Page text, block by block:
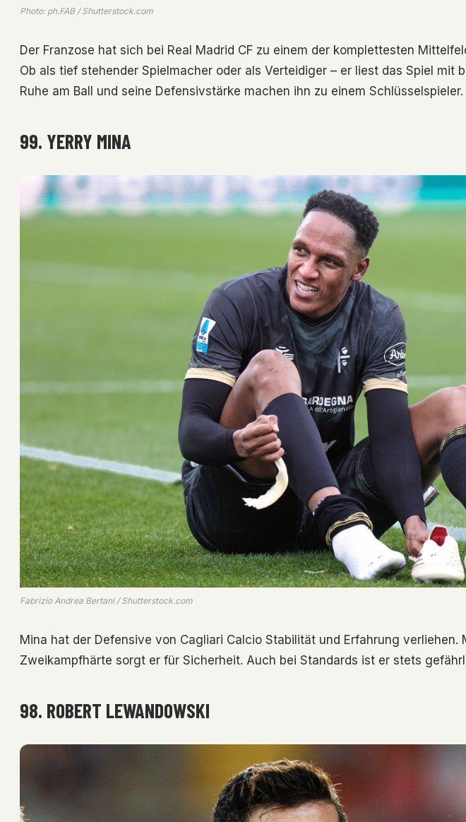
Photo: ph.FAB / Shutterstock.com
Der Franzose hat sich bei Real Madrid CF zu einem der komplettesten
Ob als tief stehender Spielmacher oder als Verteidiger – er liest das Spiel mit
Ruhe am Ball und seine Defensivstärke machen ihn zu einem Schlüsselspieler.
99. YERRY MINA
Fabrizio Andrea Bertani / Shutterstock.com
Mina hat der Defensive von Cagliari Calcio Stabilität und Erfahrung verliehen.
Zweikampfhärte sorgt er für Sicherheit. Auch bei Standards ist er stets
98. ROBERT LEWANDOWSKI